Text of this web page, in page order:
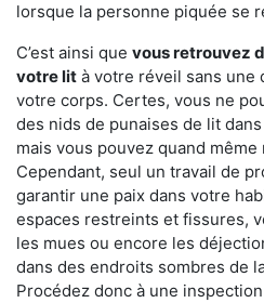
lorsque la personne piquée se
C’est ainsi que vous retrouvez
votre lit à votre réveil sans une
votre corps. Certes, vous ne
des nids de punaises de lit
mais vous pouvez quand
Cependant, seul un travail de
garantir une paix dans votre
espaces restreints et fissures,
les mues ou encore les
dans des endroits sombres de
Procédez donc à une